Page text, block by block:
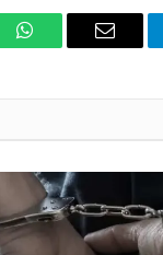
O
do
WhatsApp?
E-